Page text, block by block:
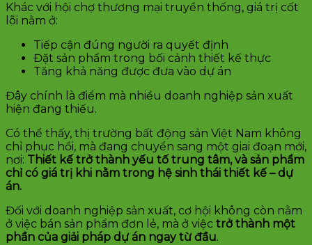
Khác với hội chợ thương mại truyền thống, giá trị cốt
lõi nằm ở:
Tiếp cận đúng người ra quyết định
Đặt sản phẩm trong bối cảnh thiết kế thực
Tăng khả năng được đưa vào dự án
Đây chính là điểm mà nhiều doanh nghiệp sản xuất
hiện đang thiếu.
Có thể thấy, thị trường bất động sản Việt Nam không
chỉ phục hồi, mà đang chuyển sang một giai đoạn mới,
nơi: Thiết kế trở thành yếu tố trung tâm, và sản phẩm
chỉ có giá trị khi nằm trong hệ sinh thái thiết kế – dự
án.
Đối với doanh nghiệp sản xuất, cơ hội không còn nằm
ở việc bán sản phẩm đơn lẻ, mà ở việc trở thành một
phần của giải pháp dự án ngay từ đầu.